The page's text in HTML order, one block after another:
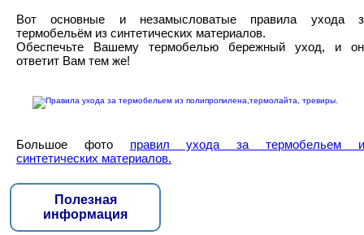
Вот основные и незамысловатые правила ухода
термобельём из синтетических материалов.
Обеспечьте Вашему термобелью бережный уход, и
ответит Вам тем же!
Большое фото правил ухода за термобельем
синтетических материалов.
Полезная
информация